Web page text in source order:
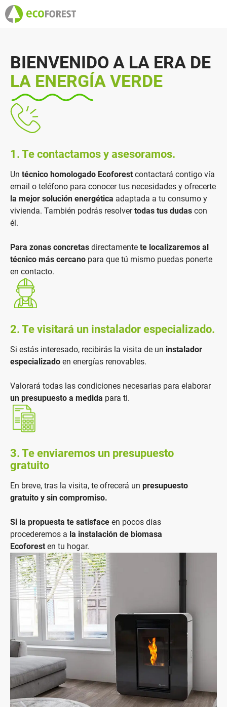
BIENVENIDO A LA ERA DE
LA ENERGÍA VERDE
1. Te contactamos y asesoramos.
Un técnico homologado Ecoforest contactará contigo vía
email o teléfono para conocer tus necesidades y ofrecerte
la mejor solución energética adaptada a tu consumo y
vivienda. También podrás resolvertodas tus dudas con
él.
Para zonas concretas directamente te localizaremos al
técnico más cercano para que tú mismo puedas ponerte
en contacto.
2. Te visitará un instalador especializado.
Si estás interesado, recibirás la visita de un instalador
especializado en energías renovables.
Valorará todas las condiciones necesarias para elaborar
un presupuesto a medida para ti.
3. Te enviaremos un presupuesto
gratuito
En breve, tras la visita, te ofrecerá un presupuesto
gratuito y sin compromiso.
Si la propuesta te satisface en pocos días
procederemos a la instalación de biomasa
Ecoforest en tu hogar.